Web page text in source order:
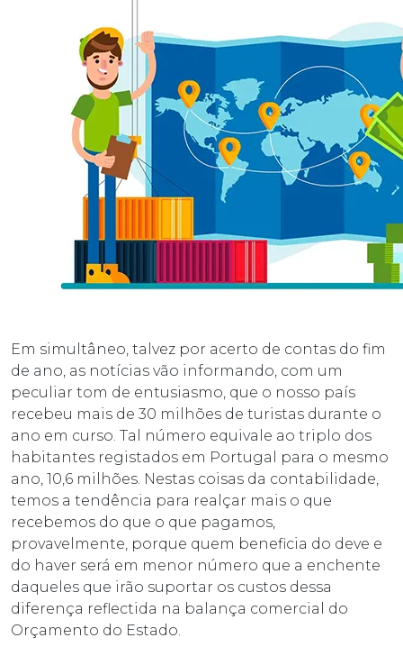
Em simultâneo, talvez por acerto de contas do fim
de ano, as notícias vão informando, com um
peculiar tom de entusiasmo, que o nosso país
recebeu mais de 30 milhões de turistas durante o
ano em curso. Tal número equivale ao triplo dos
habitantes registados em Portugal para o mesmo
ano, 10,6 milhões. Nestas coisas da contabilidade,
temos a tendência para realçar mais o que
recebemos do que o que pagamos,
provavelmente, porque quem beneficia do deve e
do haver será em menor número que a enchente
daqueles que irão suportar os custos dessa
diferença reflectida na balança comercial do
Orçamento do Estado.